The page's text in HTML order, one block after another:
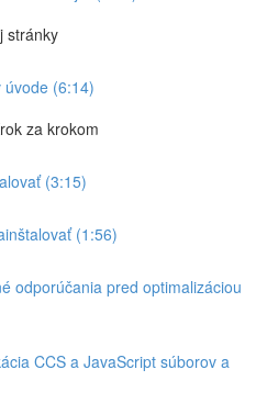
stránky
úvode (6:14)
za krokom
(3:15)
(1:56)
odporúčania pred optimalizáciou
CCS a JavaScript súborov a